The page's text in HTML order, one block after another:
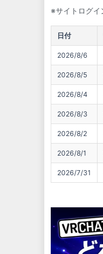
※サイトログイ
日付
2026/8/6
2026/8/5
2026/8/4
2026/8/3
2026/8/2
2026/8/1
2026/7/31